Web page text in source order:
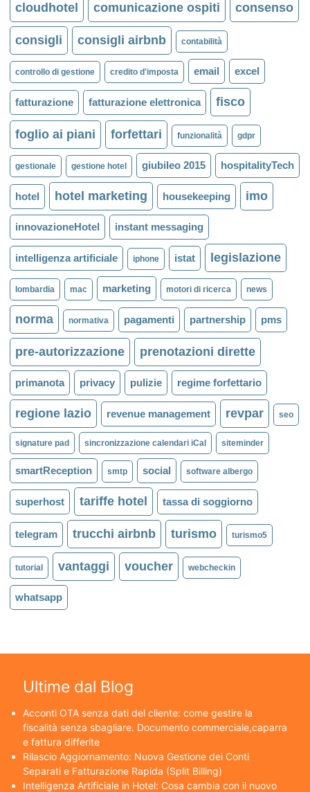
cloudhotel comunicazione ospiti consenso
consigli consigli airbnb contabilità
controllo di gestione credito d'imposta email excel
fatturazione fatturazione elettronica fisco
foglio ai piani forfettari funzionalità gdpr
gestionale gestione hotel giubileo 2015 hospitalityTech
hotel hotel marketing housekeeping imo
innovazioneHotel instant messaging
intelligenza artificiale iphone istat legislazione
lombardia mac marketing motori di ricerca news
norma normativa pagamenti partnership pms
pre-autorizzazione prenotazioni dirette
primanota privacy pulizie regime forfettario
regione lazio revenue management revpar seo
signature pad sincronizzazione calendari iCal siteminder
smartReception smtp social software albergo
superhost tariffe hotel tassa di soggiorno
telegram trucchi airbnb turismo turismo5
tutorial vantaggi voucher webcheckin
whatsapp
Ultime dal Blog
Acconti OTA senza dati del cliente: come gestire la
fiscalità senza sbagliare. Documento commerciale,caparra
e fattura differite
Rilascio Aggiornamento: Nuova Gestione dei Conti
Separati e Fatturazione Rapida (Split Billing)
Intelligenza Artificiale in Hotel: Cosa cambia con il nuovo